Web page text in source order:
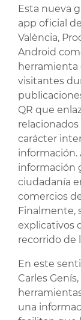
Esta nueva
app oficial
València,
Android
herramienta
visitantes
QR que
carácter
información.
información
ciudadanía
comercios
Finalmente,
explicativos
recorrido de
En este
Carles
una